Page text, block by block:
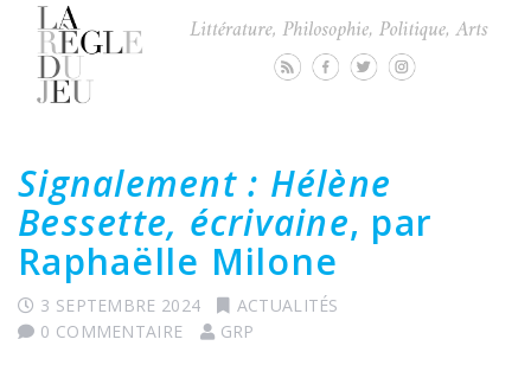
Signalement : Hélène
Bessette, écrivaine, par
Raphaëlle Milone
3 SEPTEMBRE 2024
ACTUALITÉS
0 COMMENTAIRE
GRP